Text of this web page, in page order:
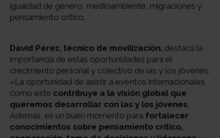
igualdad de género, medioambiente, migraciones y
pensamiento crítico.
David Pérez, técnico de movilización, destaca la
importancia de estas oportunidades para el
crecimiento personal y colectivo de las y los jóvenes:
«La oportunidad de asistir a eventos internacionales
como este contribuye a la visión global que
queremos desarrollar con las y los jóvenes.
Además, es un buen momento para fortalecer
conocimientos sobre pensamiento crítico,